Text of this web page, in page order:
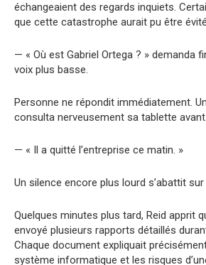
échangeaient des regards inquiets.
que cette catastrophe aurait pu être
— « Où est Gabriel Ortega ? » demanda
voix plus basse.
Personne ne répondit immédiatement.
consulta nerveusement sa tablette avant
— « Il a quitté l’entreprise ce matin. »
Un silence encore plus lourd s’abattit sur
Quelques minutes plus tard, Reid apprit
envoyé plusieurs rapports détaillés
Chaque document expliquait
système informatique et les risques